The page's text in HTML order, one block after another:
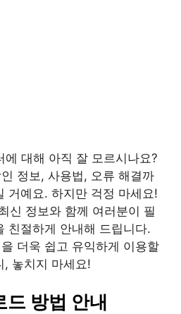
에 대해 아직 잘 모르시나요?
정보, 사용법, 오류 해결까
거예요. 하지만 걱정 마세요!
신 정보와 함께 여러분이 필
친절하게 안내해 드립니다.
더욱 쉽고 유익하게 이용할
, 놓치지 마세요!
드 방법 안내